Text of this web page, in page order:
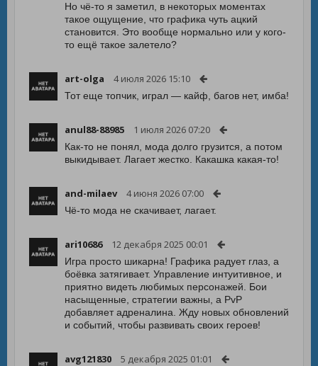
Но чё-то я заметил, в некоторых моментах
такое ощущение, что графика чуть ацкий
становится. Это вообще нормально или у кого-
то ещё такое залетело?
art-olga 4 июля 2026 15:10
Тот еще топчик, играл — кайф, багов нет, имба!
anul88-88985 1 июля 2026 07:20
Как-то не понял, мода долго грузится, а потом
выкидывает. Лагает жестко. Какашка какая-то!
and-milaev 4 июня 2026 07:00
Чё-то мода не скачивает, лагает.
ari10686 12 декабря 2025 00:01
Игра просто шикарна! Графика радует глаз, а
боёвка затягивает. Управление интуитивное, и
приятно видеть любимых персонажей. Бои
насыщенные, стратегии важны, а PvP
добавляет адреналина. Жду новых обновлений
и событий, чтобы развивать своих героев!
avg121830 5 декабря 2025 01:01